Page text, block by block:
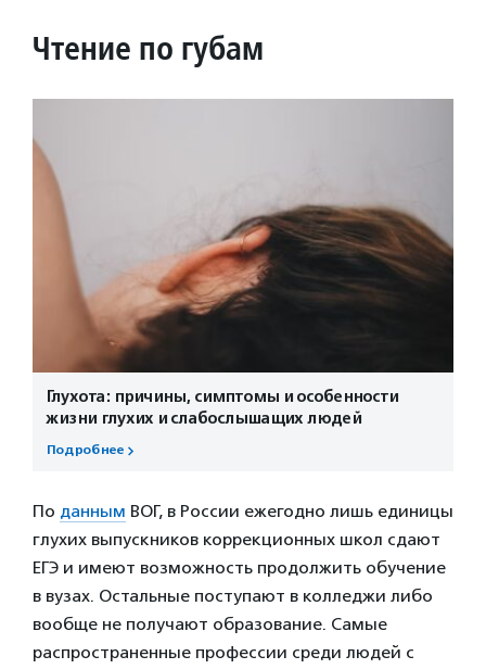
Чтение по губам
Глухота: причины, симптомы и особенности
жизни глухих и слабослышащих людей
Подробнее
По данным ВОГ, в России ежегодно лишь единицы
глухих выпускников коррекционных школ сдают
ЕГЭ и имеют возможность продолжить обучение
в вузах. Остальные поступают в колледжи либо
вообще не получают образование. Самые
распространенные профессии среди людей с